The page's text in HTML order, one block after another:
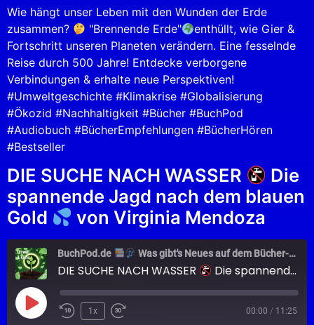
RSS FEED
Wie hängt unser Leben mit den Wunden der Erde
zusammen?
"Brennende Erde"
enthüllt, wie Gier &
Fortschritt unseren Planeten verändern. Eine fesselnde
Reise durch 500 Jahre! Entdecke verborgene
Verbindungen & erhalte neue Perspektiven!
#Umweltgeschichte #Klimakrise #Globalisierung
#Ökozid #Nachhaltigkeit #Bücher #BuchPod
#Audiobuch #BücherEmpfehlungen #BücherHören
#Bestseller
DIE SUCHE NACH WASSER
Die
spannende Jagd nach dem blauen
Gold
von Virginia Mendoza
BuchPod.de Was gibt's Neues auf dem Bücher-Markt?
DIE SUCHE NACH WASSER Die spannende Jagd nach dem blauen Gold
1x 00:00 / 11:25